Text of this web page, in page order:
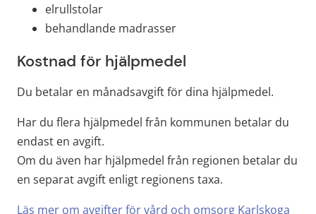
elrullstolar
behandlande madrasser
Kostnad för hjälpmedel
Du betalar en månadsavgift för dina hjälpmedel.
Har du flera hjälpmedel från kommunen betalar du
endast en avgift.
Om du även har hjälpmedel från regionen betalar du
en separat avgift enligt regionens taxa.
Läs mer om avgifter för vård och omsorg Karlskoga